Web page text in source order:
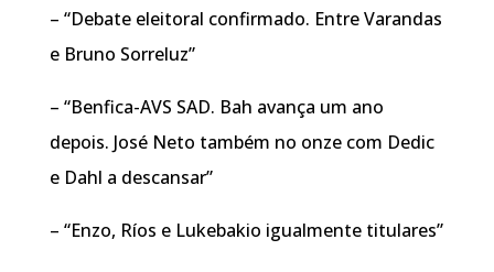
– “Debate eleitoral confirmado. Entre Varandas
e Bruno Sorreluz”
– “Benfica-AVS SAD. Bah avança um ano
depois. José Neto também no onze com Dedic
e Dahl a descansar”
– “Enzo, Ríos e Lukebakio igualmente titulares”